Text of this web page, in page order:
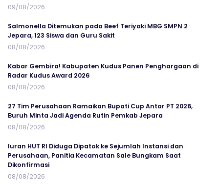
09/08/2026
Salmonella Ditemukan pada Beef Teriyaki MBG SMPN 2
Jepara, 123 Siswa dan Guru Sakit
08/08/2026
Kabar Gembira! Kabupaten Kudus Panen Penghargaan di
Radar Kudus Award 2026
08/08/2026
27 Tim Perusahaan Ramaikan Bupati Cup Antar PT 2026,
Buruh Minta Jadi Agenda Rutin Pemkab Jepara
08/08/2026
Iuran HUT RI Diduga Dipatok ke Sejumlah Instansi dan
Perusahaan, Panitia Kecamatan Sale Bungkam Saat
Dikonfirmasi
08/08/2026